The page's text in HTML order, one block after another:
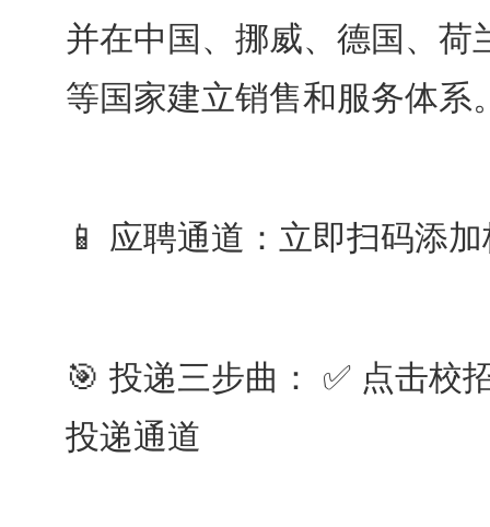
并在中国、挪威、德国、荷
等国家建立销售和服务体系
📱 应聘通道：立即扫码添
🎯 投递三步曲： ✅ 点击校
投递通道